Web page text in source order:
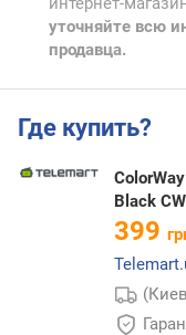
уточняйте всю
продавца.
Где купить?
Black
399